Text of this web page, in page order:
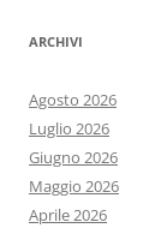
ARCHIVI
Agosto 2026
Luglio 2026
Giugno 2026
Maggio 2026
Aprile 2026